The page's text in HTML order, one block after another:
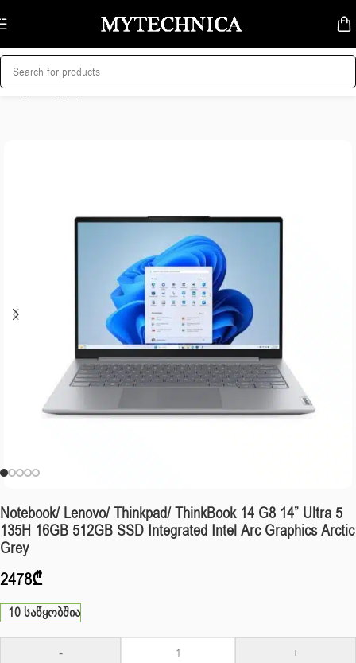
Skip to navigation
Skip to main content
მთავარი/ლეპტოპი
Notebook/ Lenovo/ Thinkpad/ ThinkBook 14 G8 14” Ultra 5
135H 16GB 512GB SSD Integrated Intel Arc Graphics Arctic
Grey
2478₾
10 საწყობშია
- +